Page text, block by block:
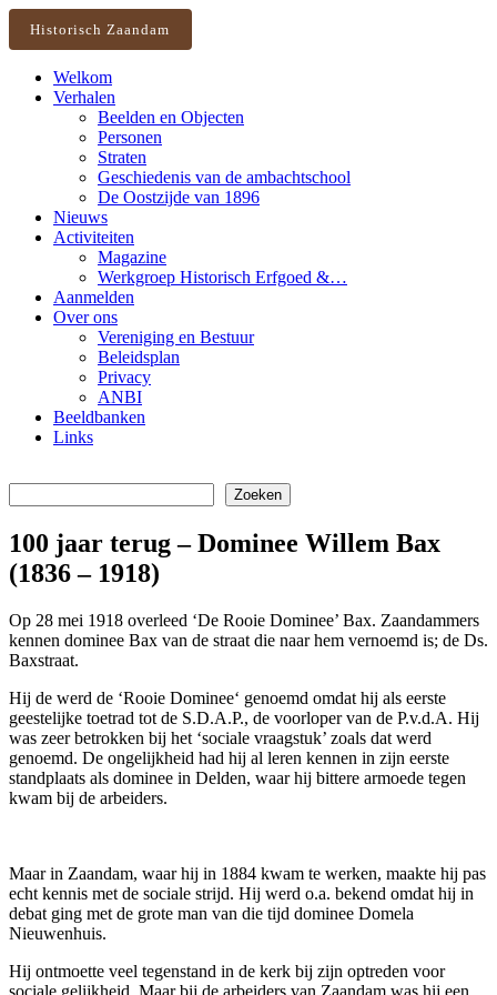
Historisch Zaandam
Welkom
Verhalen
Beelden en Objecten
Personen
Straten
Geschiedenis van de ambachtschool
De Oostzijde van 1896
Nieuws
Activiteiten
Magazine
Werkgroep Historisch Erfgoed &…
Aanmelden
Over ons
Vereniging en Bestuur
Beleidsplan
Privacy
ANBI
Beeldbanken
Links
Zoeken
100 jaar terug – Dominee Willem Bax
(1836 – 1918)
Op 28 mei 1918 overleed ‘De Rooie Dominee’ Bax. Zaandammers
kennen dominee Bax van de straat die naar hem vernoemd is; de Ds.
Baxstraat.
Hij de werd de ‘Rooie Dominee‘ genoemd omdat hij als eerste
geestelijke toetrad tot de S.D.A.P., de voorloper van de P.v.d.A. Hij
was zeer betrokken bij het ‘sociale vraagstuk’ zoals dat werd
genoemd. De ongelijkheid had hij al leren kennen in zijn eerste
standplaats als dominee in Delden, waar hij bittere armoede tegen
kwam bij de arbeiders.
Maar in Zaandam, waar hij in 1884 kwam te werken, maakte hij pas
echt kennis met de sociale strijd. Hij werd o.a. bekend omdat hij in
debat ging met de grote man van die tijd dominee Domela
Nieuwenhuis.
Hij ontmoette veel tegenstand in de kerk bij zijn optreden voor